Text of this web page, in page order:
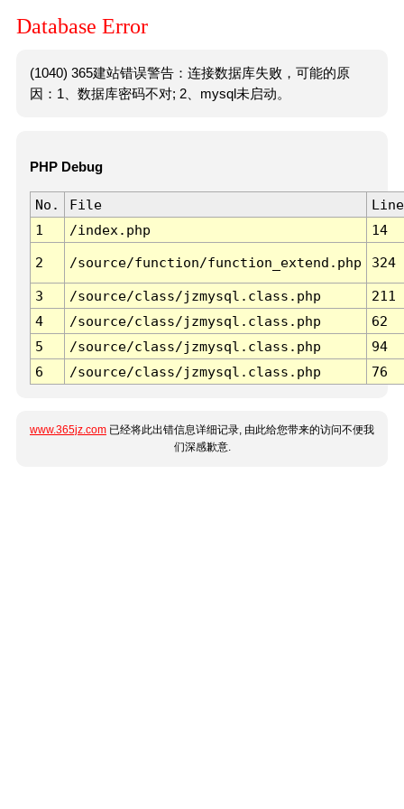
Database Error
(1040) 365建站错误警告：连接数据库失败，可能的原
因：1、数据库密码不对; 2、mysql未启动。
PHP Debug
No. File
Line
1
/index.php 14
2 /source/function/function_extend.php 324
3 /source/class/jzmysql.class.php
211
4
/source/class/jzmysql.class.php
62
5
/source/class/jzmysql.class.php
94
6
/source/class/jzmysql.class.php 76
www.365jz.com 已经将此出错信息详细记录, 由此给您带来的访问不便我
们深感歉意.